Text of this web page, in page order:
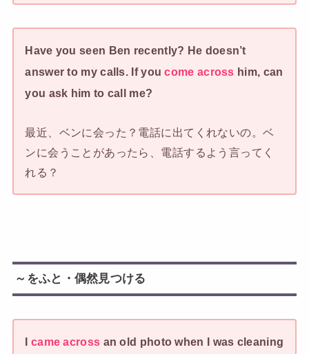
Have you seen Ben recently? He doesn’t
answer to my calls. If youcome across him, can
you ask him to call me?
最近、ベンに会った？電話に出てくれないの。ベ
ンに会うことがあったら、電話するよう言ってく
れる？
～をふと・偶然見つける
came across an old photo when I was cleaning